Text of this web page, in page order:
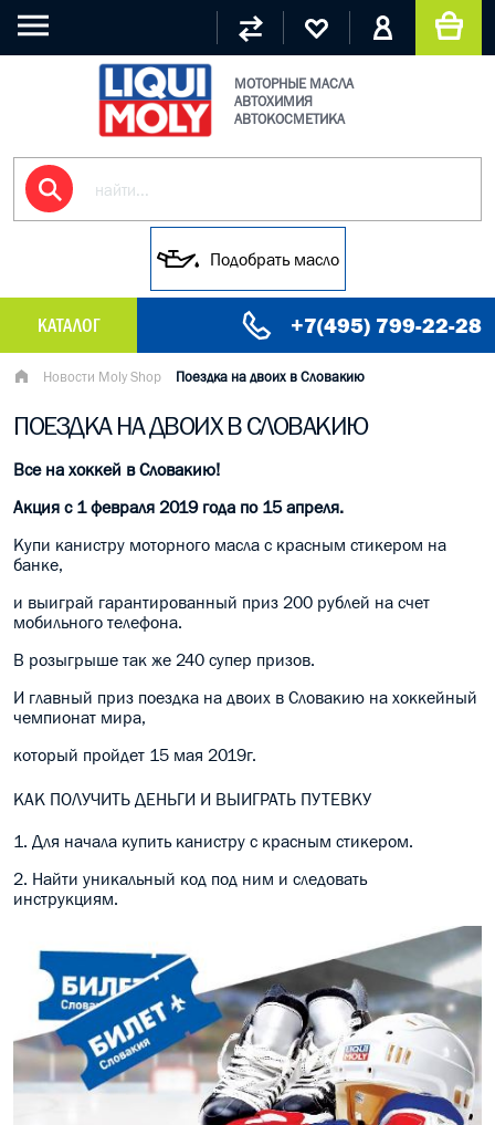
МОТОРНЫЕ МАСЛА
АВТОХИМИЯ
АВТОКОСМЕТИКА
Подобрать масло
КАТАЛОГ +7(495) 799-22-28
МАСЛО МОТОРНОЕ
ГРУЗОВЫЕ МАСЛА
ГИДРАВЛИЧЕСКИЕ МАСЛА
МАСЛО В КОРОБКУ
КОНСИСТЕНТНАЯ СМАЗКА
БОЧКИ МАСЛА
ИНДУСТРИАЛЬНЫЕ МАСЛА
АНТИФРИЗЫ СПЕЦЖИДКОСТИ
ПРИСАДКИ АВТОХИМИЯ
ВСЕ БРЕНДЫ
Новости Moly Shop Поездка на двоих в Словакию
ПОЕЗДКА НА ДВОИХ В СЛОВАКИЮ
Все на хоккей в Словакию!
Акция с 1 февраля 2019 года по 15 апреля.
Купи канистру моторного масла с красным стикером на
банке,
и выиграй гарантированный приз 200 рублей на счет
мобильного телефона.
В розыгрыше так же 240 супер призов.
И главный приз поездка на двоих в Словакию на хоккейный
чемпионат мира,
который пройдет 15 мая 2019г.
КАК ПОЛУЧИТЬ ДЕНЬГИ И ВЫИГРАТЬ ПУТЕВКУ
1. Для начала купить канистру с красным стикером.
2. Найти уникальный код под ним и следовать
инструкциям.